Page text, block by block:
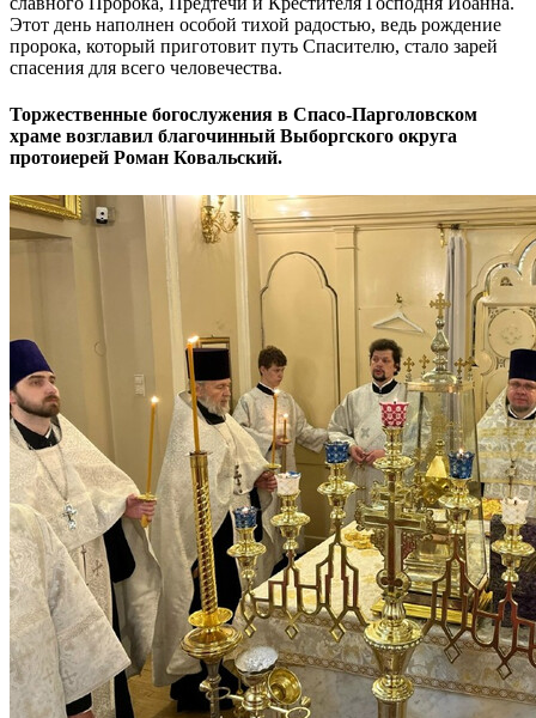
Этот день наполнен особой тихой радостью, ведь рождение
пророка, который приготовит путь Спасителю, стало зарей
спасения для всего человечества.
Торжественные богослужения в Спасо-Парголовском
храме возглавил благочинный Выборгского округа
протоиерей Роман Ковальский.